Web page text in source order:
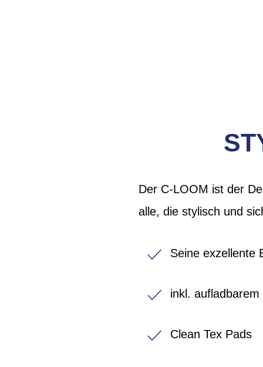
Der C-LOOM ist der
alle, die stylisch und
Seine exzellente
inkl.
Clean Tex Pads